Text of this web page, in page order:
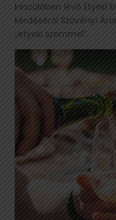
készülőben lévő Etyeki
kérdéséről Szövényi
„etyeki szemmel”.